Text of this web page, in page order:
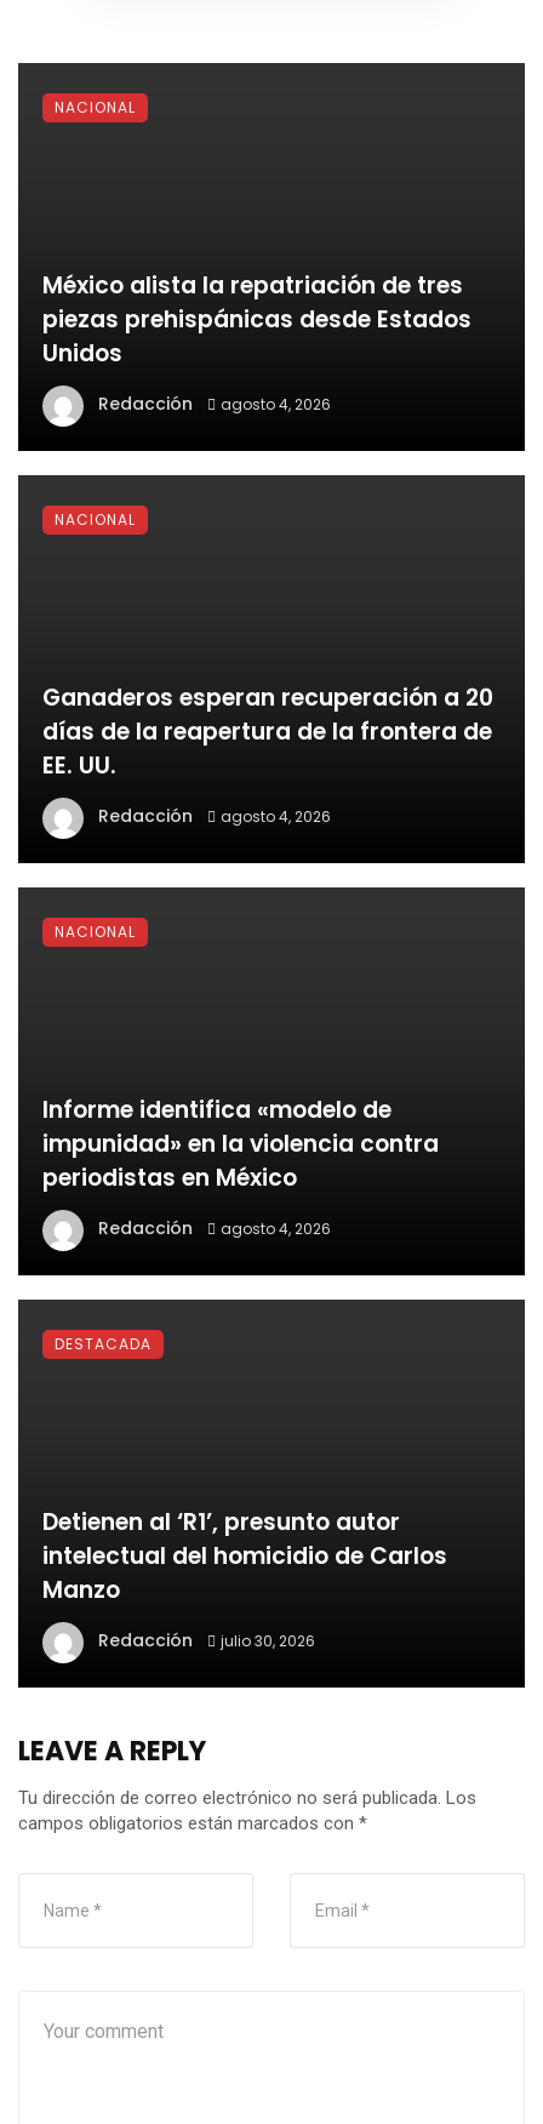
México alista la repatriación de tres
piezas prehispánicas desde Estados
Unidos
Redacción agosto 4, 2026
NACIONAL
Ganaderos esperan recuperación a 20
días de la reapertura de la frontera de
EE. UU.
Redacción agosto 4, 2026
NACIONAL
Informe identifica «modelo de
impunidad» en la violencia contra
periodistas en México
Redacción agosto 4, 2026
NACIONAL
Detienen al ‘R1’, presunto autor
intelectual del homicidio de Carlos
Manzo
Redacción julio 30, 2026
DESTACADA
LEAVE A REPLY
Tu dirección de correo electrónico no será publicada. Los
campos obligatorios están marcados con *